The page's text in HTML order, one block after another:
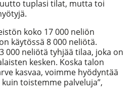
tuplasi tilat, mutta toi
koko 17 000 neliön
käytössä 8 000 neliötä.
000 neliötä tyhjää tilaa, joka on
kesken. Koska talon
kasvaa, voimme hyödyntää
toistemme palveluja”,